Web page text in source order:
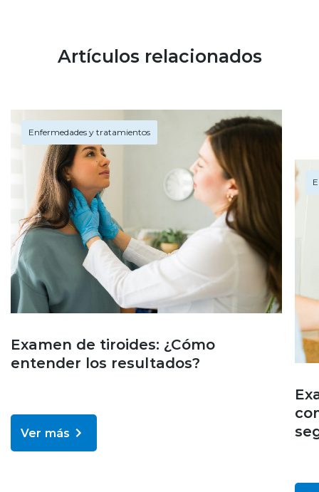
Artículos relacionados
Enfermedades y tratamientos
Examen de tiroides: ¿Cómo
entender los resultados?
Ver más